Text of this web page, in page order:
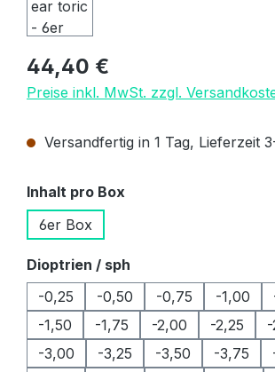
Regulärer Preis:
44,40 €
Preise inkl. MwSt. zzgl.
Versandfertig in 1 Tag, Lieferzeit
Inhalt pro Box
6er Box
Dioptrien / sph
-0,25
-0,50 -0,75 -1,00
-1,50
-1,75 -2,00 -2,25
-3,00
-3,25 -3,50 -3,75